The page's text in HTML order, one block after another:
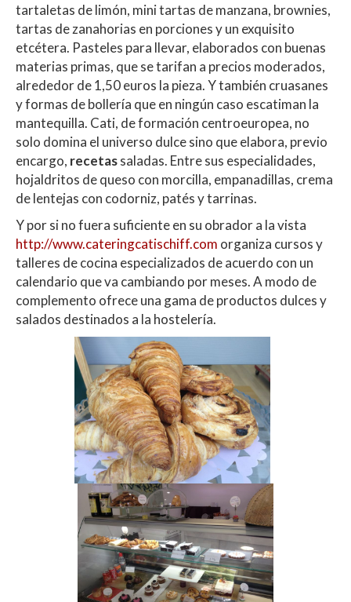
tartaletas de limón, mini tartas de manzana, brownies,
tartas de zanahorias en porciones y un exquisito
etcétera. Pasteles para llevar, elaborados con buenas
materias primas, que se tarifan a precios moderados,
alrededor de 1,50 euros la pieza. Y también cruasanes
y formas de bollería que en ningún caso escatiman la
mantequilla. Cati, de formación centroeuropea, no
solo domina el universo dulce sino que elabora, previo
encargo, recetassaladas. Entre sus especialidades,
hojaldritos de queso con morcilla, empanadillas, crema
de lentejas con codorniz, patés y tarrinas.
Y por si no fuera suficiente en su obrador a la vista
http://www.cateringcatischiff.com organiza cursos y
talleres de cocina especializados de acuerdo con un
calendario que va cambiando por meses. A modo de
complemento ofrece una gama de productos dulces y
salados destinados a la hostelería.